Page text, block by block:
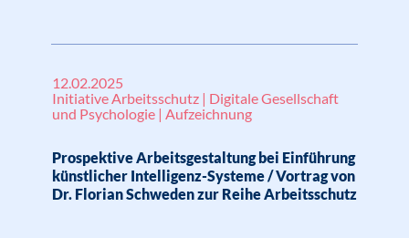
12.02.2025
Initiative Arbeitsschutz | Digitale Gesellschaft
und Psychologie | Aufzeichnung
Prospektive Arbeitsgestaltung bei Einführung
künstlicher Intelligenz-Systeme / Vortrag von
Dr. Florian Schweden zur Reihe Arbeitsschutz